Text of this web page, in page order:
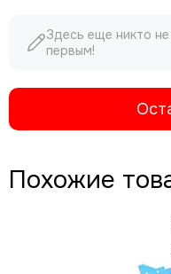
Здесь еще никто
первым!
Похожие